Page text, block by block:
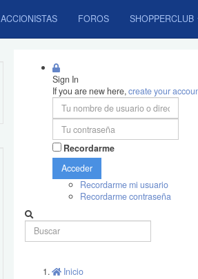
ACCIONISTAS FOROS SHOPPERCLUB
Sign In
If you are new here,create your
Recordarme
Acceder
Recordarme mi usuario
Recordarme contraseña
Inicio